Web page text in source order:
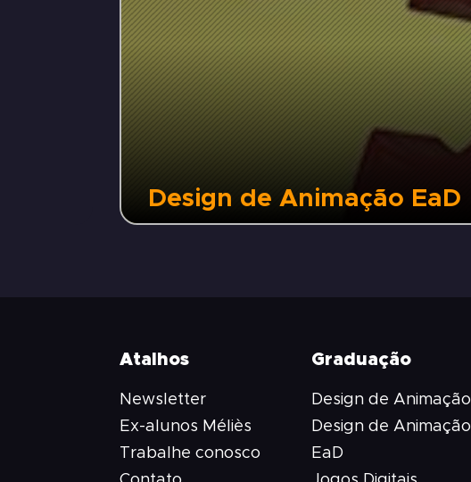
Design de Animação EaD
Atalhos
Newsletter
Ex-alunos Méliès
Trabalhe conosco
Graduação
Design de Animação
Design de Animação
EaD